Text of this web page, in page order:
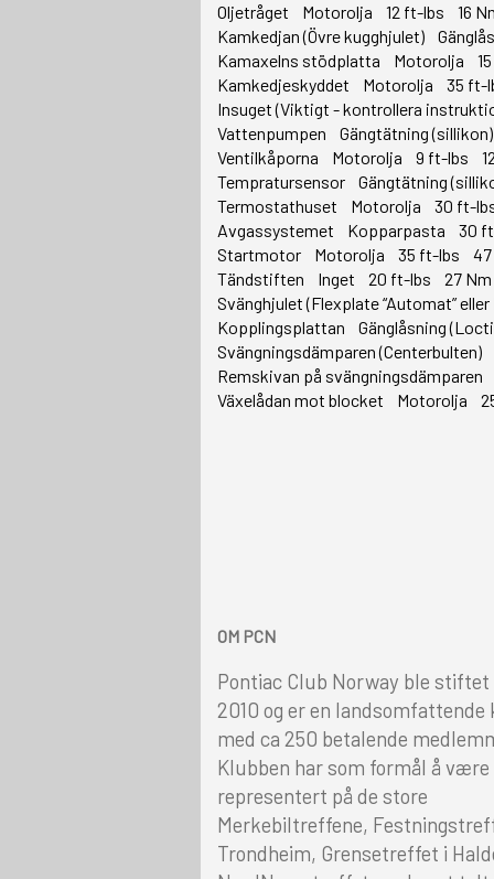
Oljetråget Motorolja 12 ft-lbs 16
Kamkedjan (Övre kugghjulet)
Kamaxelns stödplatta Motorolja
Kamkedjeskyddet Motorolja 35 ft-
Insuget (Viktigt - kontrollera
Vattenpumpen Gängtätning
Ventilkåporna Motorolja 9 ft-lbs
Tempratursensor Gängtätning
Termostathuset Motorolja 30 ft-
Avgassystemet Kopparpasta 30
Startmotor Motorolja 35 ft-lbs 47
Tändstiften Inget 20 ft-lbs 27 Nm
Svänghjulet (Flexplate “Automat”
Kopplingsplattan Gänglåsning
Svängningsdämparen
Remskivan på
Växelådan mot blocket Motorolja
OM PCN
Pontiac Club Norway ble stiftet
2010 og er en landsomfattende
med ca 250 betalende
Klubben har som formål å være
representert på de store
Merkebiltreffene,
Trondheim, Grensetreffet i